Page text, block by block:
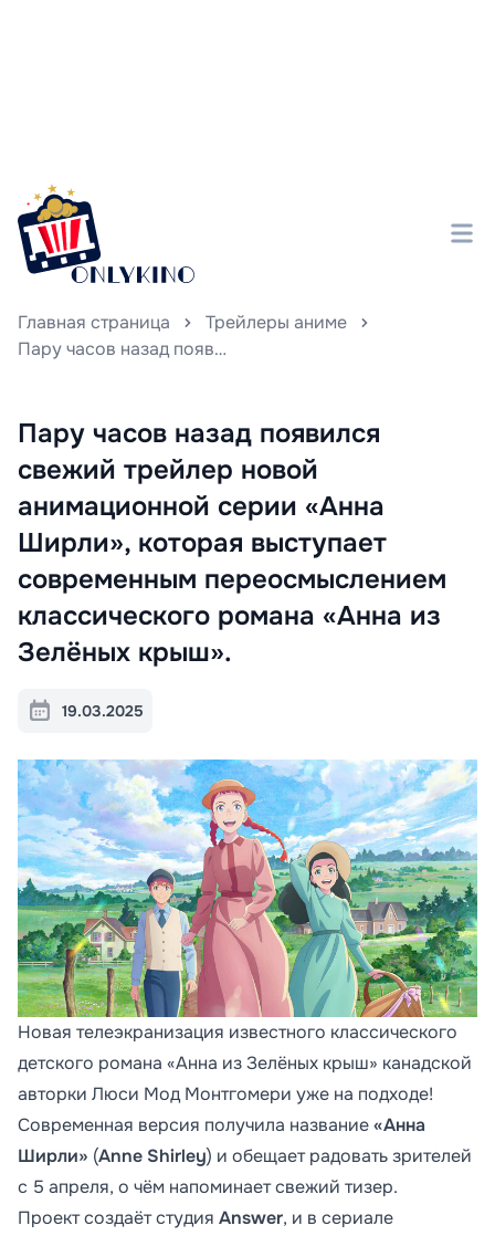
Главная страница
Трейлеры аниме
Пару часов назад появился свежий трейлер новой анимационной серии «Анна Ширли», которая выступает современным переосмыслением классического романа «Анна из Зелёных крыш».
Пару часов назад появился
свежий трейлер новой
анимационной серии «Анна
Ширли», которая выступает
современным переосмыслением
классического романа «Анна из
Зелёных крыш».
19.03.2025
Новая телеэкранизация известного классического
детского романа «Анна из Зелёных крыш» канадской
авторки Люси Мод Монтгомери уже на подходе!
Современная версия получила название«Анна
Ширли» (Anne Shirley) и обещает радовать зрителей
с 5 апреля, о чём напоминает свежий тизер.
Проект создаёт студия Answer, и в сериале